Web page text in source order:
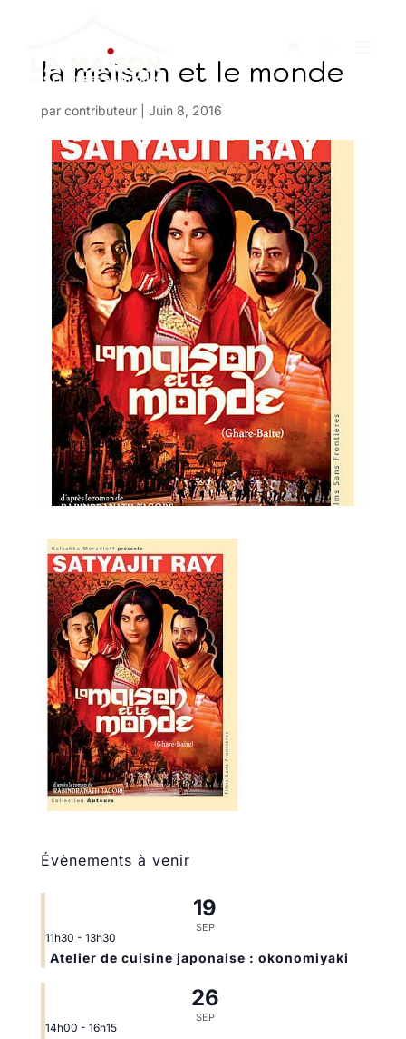
la maison et le monde
par contributeur| Juin 8, 2016
Évènements à venir
19
SEP
11h30 - 13h30
Atelier de cuisine japonaise : okonomiyaki
26
SEP
14h00 - 16h15